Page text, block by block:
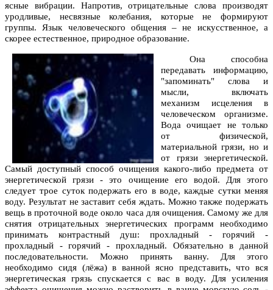
ясные вибрации. Напротив, отрицательные слова производят
уродливые, несвязные колебания, которые не формируют
группы. Язык человеческого общения – не искусственное, а
скорее естественное, природное образование.
Она способна
передавать информацию,
"запоминать" слова и
мысли, включать
механизм исцеления в
человеческом организме.
Вода очищает не только
от физической,
материальной грязи, но и
от грязи энергетической.
Самый доступный способ очищения какого-либо предмета от
энергетической грязи - это очищение его водой. Для этого
следует трое суток подержать его в воде, каждые сутки меняя
воду. Результат не заставит себя ждать. Можно также подержать
вещь в проточной воде около часа для очищения. Самому же для
снятия отрицательных энергетических программ необходимо
принимать контрастный душ: прохладный - горячий -
прохладный - горячий - прохладный. Обязательно в данной
последовательности. Можно принять ванну. Для этого
необходимо сидя (лёжа) в ванной ясно представить, что вся
энергетическая грязь спускается с вас в воду. Для усиления